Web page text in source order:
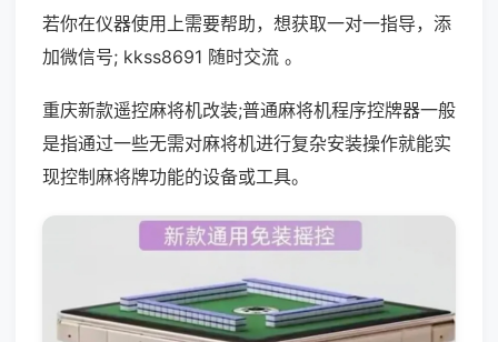
若你在仪器使用上需要帮助，想获取一对一指导，添
加微信号; kkss8691 随时交流 。
重庆新款遥控麻将机改装;普通麻将机程序控牌器一般
是指通过一些无需对麻将机进行复杂安装操作就能实
现控制麻将牌功能的设备或工具。